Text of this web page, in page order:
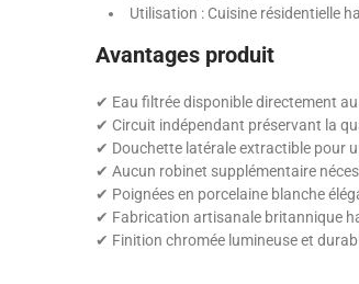
Utilisation : Cuisine résidentielle
Avantages produit
✔ Eau filtrée disponible directement
✔ Circuit indépendant préservant la
✔ Douchette latérale extractible pour
✔ Aucun robinet supplémentaire
✔ Poignées en porcelaine blanche
✔ Fabrication artisanale britannique
✔ Finition chromée lumineuse et